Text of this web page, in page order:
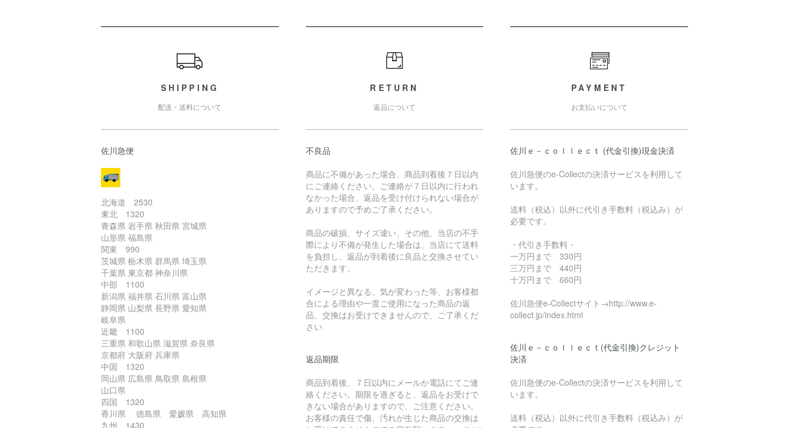
SHIPPING
配送・送料について
佐川急便
北海道 2530
東北 1320
青森県 岩手県 秋田県 宮城県
山形県 福島県
関東 990
茨城県 栃木県 群馬県 埼玉県
千葉県 東京都 神奈川県
中部 1100
新潟県 福井県 石川県 富山県
静岡県 山梨県 長野県 愛知県
岐阜県
近畿 1100
三重県 和歌山県 滋賀県 奈良県
京都府 大阪府 兵庫県
中国 1320
岡山県 広島県 鳥取県 島根県
山口県
四国 1320
香川県 徳島県 愛媛県 高知県
九州 1430
RETURN
返品について
不良品
商品に不備があった場合、商品到着後７日以内
にご連絡ください。ご連絡が７日以内に行われ
なかった場合、返品を受け付けられない場合が
ありますので予めご了承ください。
商品の破損、サイズ違い、その他、当店の不手
際により不備が発生した場合は、当店にて送料
を負担し、返品が到着後に良品と交換させてい
ただきます。
イメージと異なる、気が変わった等、お客様都
合による理由や一度ご使用になった商品の返
品、交換はお受けできませんので、ご了承くだ
さい
返品期限
商品到着後、７日以内にメールか電話にてご連
絡ください。期限を過ぎると、返品をお受けで
きない場合がありますので、ご注意ください。
お客様の責任で傷、汚れが生じた商品の交換は
PAYMENT
お支払いについて
佐川ｅ－ｃｏｌｌｅｃｔ (代金引換)現金決済
佐川急便のe-Collectの決済サービスを利用して
います。
送料（税込）以外に代引き手数料（税込み）が
必要です。
・代引き手数料・
一万円まで 330円
三万円まで 440円
十万円まで 660円
佐川急便e-Collectサイト→http://www.e-
collect.jp/index.html
佐川ｅ－ｃｏｌｌｅｃｔ(代金引換)クレジット
決済
佐川急便のe-Collectの決済サービスを利用して
います。
送料（税込）以外に代引き手数料（税込み）が